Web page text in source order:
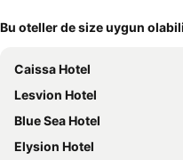
Bu oteller de size uygun
Caissa Hotel
Lesvion Hotel
Blue Sea Hotel
Elysion Hotel